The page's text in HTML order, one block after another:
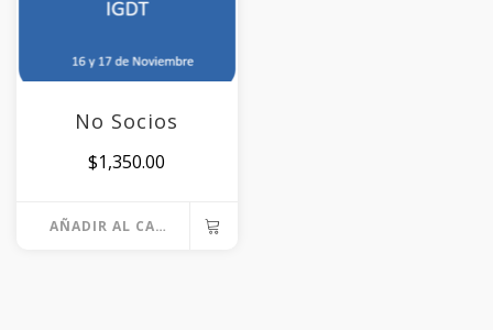
No Socios
$1,350.00
AÑADIR AL CARRITO